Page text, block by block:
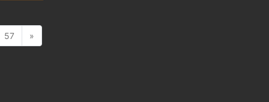
57 »